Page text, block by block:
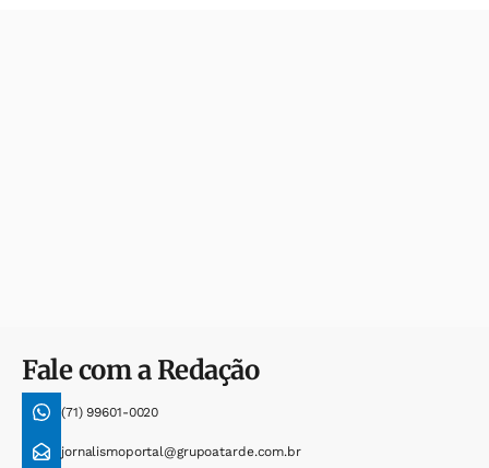
Fale com a Redação
(71) 99601-0020
jornalismoportal@grupoatarde.com.br